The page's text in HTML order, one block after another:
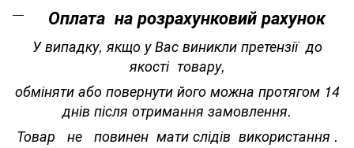
Оплата на розрахунковий рахунок
У випадку, якщо у Вас виникли претензії до
якості товару,
обміняти або повернути його можна протягом 14
днів після отримання замовлення.
Товар не повинен мати слідів використання .